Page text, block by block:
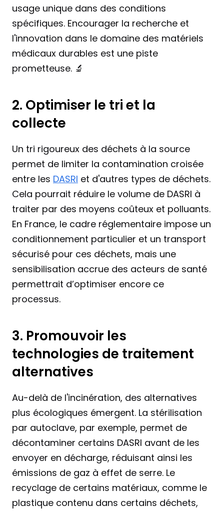
usage unique dans des conditions
spécifiques. Encourager la recherche et
l'innovation dans le domaine des matériels
médicaux durables est une piste
prometteuse. 🔬
2. Optimiser le tri et la
collecte
Un tri rigoureux des déchets à la source
permet de limiter la contamination croisée
entre les DASRI et d'autres types de déchets.
Cela pourrait réduire le volume de DASRI à
traiter par des moyens coûteux et polluants.
En France, le cadre réglementaire impose un
conditionnement particulier et un transport
sécurisé pour ces déchets, mais une
sensibilisation accrue des acteurs de santé
permettrait d’optimiser encore ce
processus.
3. Promouvoir les
technologies de traitement
alternatives
Au-delà de l'incinération, des alternatives
plus écologiques émergent. La stérilisation
par autoclave, par exemple, permet de
décontaminer certains DASRI avant de les
envoyer en décharge, réduisant ainsi les
émissions de gaz à effet de serre. Le
recyclage de certains matériaux, comme le
plastique contenu dans certains déchets,